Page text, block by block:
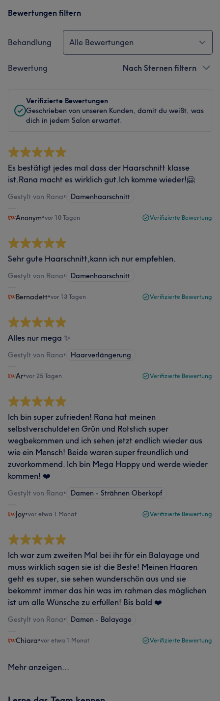
Bewertungen filtern
Behandlung Alle Bewertungen
Bewertung Nach Sternen filtern
Verifizierte Bewertungen
Geschrieben von unseren Kunden, damit du weißt, was
dich in jedem Salon erwartet.
Es bestätigt jedes mal dass der Haarschnitt klasse
ist.Rana macht es wirklich gut.Ich komme wieder!🤗
Gestylt von Rana• Damenhaarschnitt
Anonym•vor 10 Tagen Verifizierte Bewertung
Sehr gute Haarschnitt,kann ich nur empfehlen.
Gestylt von Rana• Damenhaarschnitt
Bernadett•vor 13 Tagen Verifizierte Bewertung
Alles nur mega ✨
Gestylt von Rana• Haarverlängerung
Ar•vor 25 Tagen Verifizierte Bewertung
Ich bin super zufrieden! Rana hat meinen
selbstverschuldeten Grün und Rotstich super
wegbekommen und ich sehen jetzt endlich wieder aus
wie ein Mensch! Beide waren super freundlich und
zuvorkommend. Ich bin Mega Happy und werde wieder
kommen! ❤️
Gestylt von Rana• Damen - Strähnen Oberkopf
Joy•vor etwa 1 Monat Verifizierte Bewertung
Ich war zum zweiten Mal bei ihr für ein Balayage und
muss wirklich sagen sie ist die Beste! Meinen Haaren
geht es super, sie sehen wunderschön aus und sie
bekommt immer das hin was im rahmen des möglichen
ist um alle Wünsche zu erfüllen! Bis bald ❤️
Gestylt von Rana• Damen - Balayage
Chiara•vor etwa 1 Monat Verifizierte Bewertung
Mehr anzeigen...